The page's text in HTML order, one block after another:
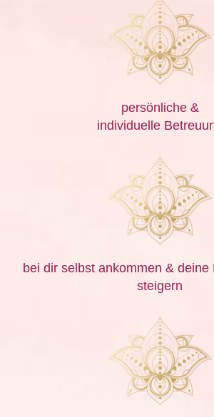
persönliche &
individuelle
bei dir selbst ankommen & deine
steigern